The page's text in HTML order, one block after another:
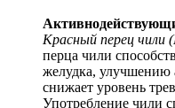
Красный перец чили
перца чили
желудка, улучшению
снижает уровень
Употребление чили